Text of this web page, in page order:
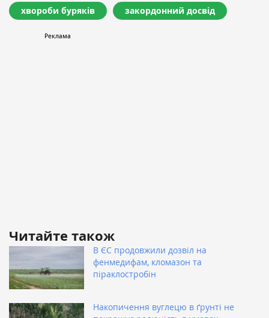
хвороби буряків закордонний досвід
Читайте також
В ЄС продовжили дозвіл на
фенмедифам, кломазон та
піраклостробін
Накопичення вуглецю в ґрунті не